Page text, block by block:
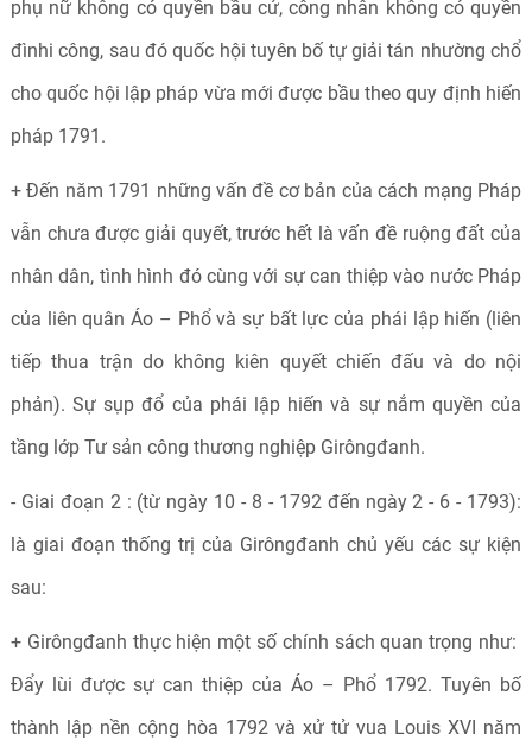
phụ nữ không có quyền bầu cử, công nhân không có quyền
đìnhi công, sau đó quốc hội tuyên bố tự giải tán nhường chổ
cho quốc hội lập pháp vừa mới được bầu theo quy định hiến
pháp 1791.
+ Đến năm 1791 những vấn đề cơ bản của cách mạng Pháp
vẫn chưa được giải quyết, trước hết là vấn đề ruộng đất của
nhân dân, tình hình đó cùng với sự can thiệp vào nước Pháp
của liên quân Áo – Phổ và sự bất lực của phái lập hiến (liên
tiếp thua trận do không kiên quyết chiến đấu và do nội
phản). Sự sụp đổ của phái lập hiến và sự nắm quyền của
tầng lớp Tư sản công thương nghiệp Girôngđanh.
- Giai đoạn 2 : (từ ngày 10 - 8 - 1792 đến ngày 2 - 6 - 1793):
là giai đoạn thống trị của Girôngđanh chủ yếu các sự kiện
sau:
+ Girôngđanh thực hiện một số chính sách quan trọng như:
Đẩy lùi được sự can thiệp của Áo – Phổ 1792. Tuyên bố
thành lập nền cộng hòa 1792 và xử tử vua Louis XVI năm